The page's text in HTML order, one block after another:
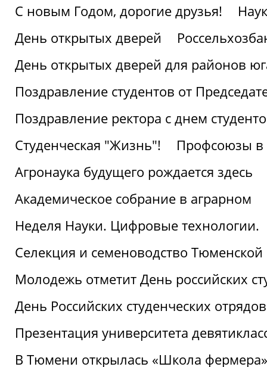
С новым Годом, дорогие друзья!
День открытых дверей
День открытых дверей для районов
Поздравление студентов от
Поздравление ректора с днем
Студенческая "Жизнь"!
Профсоюзы в
Агронаука будущего рождается здесь
Академическое собрание в аграрном
Неделя Науки. Цифровые технологии.
Селекция и семеноводство Тюменской
Молодежь отметит День российских
День Российских студенческих
Презентация университета
В Тюмени открылась «Школа фермера»